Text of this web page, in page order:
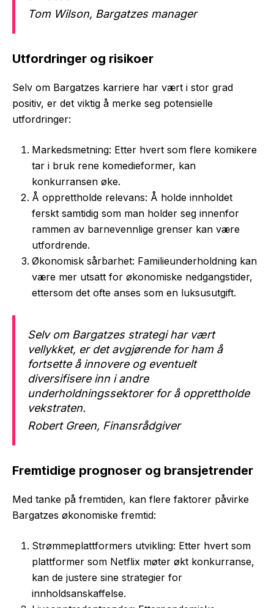
Tom Wilson, Bargatzes manager
Utfordringer og risikoer
Selv om Bargatzes karriere har vært i stor grad
positiv, er det viktig å merke seg potensielle
utfordringer:
Markedsmetning: Etter hvert som flere komikere
tar i bruk rene komedieformer, kan
konkurransen øke.
Å opprettholde relevans: Å holde innholdet
ferskt samtidig som man holder seg innenfor
rammen av barnevennlige grenser kan være
utfordrende.
Økonomisk sårbarhet: Familieunderholdning kan
være mer utsatt for økonomiske nedgangstider,
ettersom det ofte anses som en luksusutgift.
Selv om Bargatzes strategi har vært
vellykket, er det avgjørende for ham å
fortsette å innovere og eventuelt
diversifisere inn i andre
underholdningssektorer for å opprettholde
vekstraten.
Robert Green, Finansrådgiver
Fremtidige prognoser og bransjetrender
Med tanke på fremtiden, kan flere faktorer påvirke
Bargatzes økonomiske fremtid:
Strømmeplattformers utvikling: Etter hvert som
plattformer som Netflix møter økt konkurranse,
kan de justere sine strategier for
innholdsanskaffelse.